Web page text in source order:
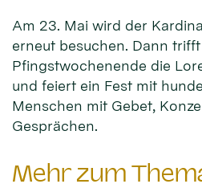
Am 23. Mai wird der
erneut besuchen. Dann
Pfingstwochenende die
und feiert ein Fest mit
Menschen mit Gebet,
Gesprächen.
Mehr zum